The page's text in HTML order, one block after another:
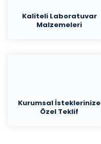
Kaliteli Laboratuvar
Malzemeleri
Kurumsal İsteklerinize
Özel Teklif